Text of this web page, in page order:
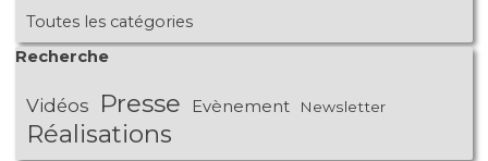
Toutes les catégories
Sauter le bloc Recherche
Recherche
Vidéos Presse Evènement Newsletter
Réalisations